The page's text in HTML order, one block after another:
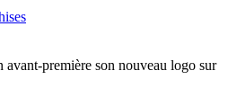
avant-première son nouveau logo sur